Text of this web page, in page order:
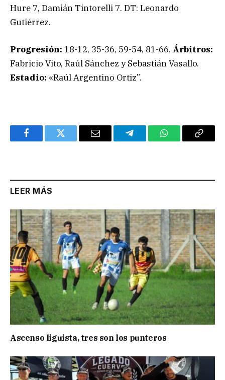
Hure 7, Damián Tintorelli 7. DT: Leonardo
Gutiérrez.
Progresión: 18-12, 35-36, 59-54, 81-66. Árbitros:
Fabricio Vito, Raúl Sánchez y Sebastián Vasallo.
Estadio: «Raúl Argentino Ortiz”.
FacebookTwitter Email TelegramWhatsAppCopy
LEER MÁS
Ascenso liguista, tres son los punteros